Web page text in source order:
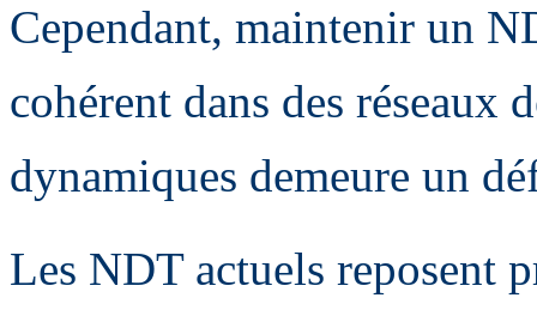
Cependant, maintenir un
cohérent dans des réseaux
dynamiques demeure un
Les NDT actuels reposent